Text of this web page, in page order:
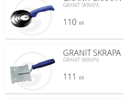
GRANIT SKRAPA
110 KR
GRANIT SKRAPA
GRANIT SKRAPA
111 KR